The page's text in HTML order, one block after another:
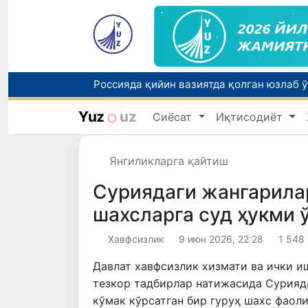
Yuz uz Сиёсат Иқтисодиёт
Янгиликларга қайтиш
Суриядаги
шахсларга суд ҳукми
Хавфсизлик 9 июн 2026, 22:28 1 548
Давлат хавфсизлик хизмати ва ички
тезкор тадбирлар натижасида
кўмак кўрсатган бир гуруҳ шахс